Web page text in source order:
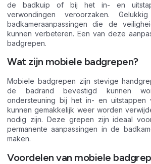
de badkuip of bij het in- en
verwondingen veroorzaken.
badkameraanpassingen die de
kunnen verbeteren. Een van deze
badgrepen.
Wat zijn mobiele badgrepen?
Mobiele badgrepen zijn stevige
de badrand bevestigd kunnen
ondersteuning bij het in- en
kunnen gemakkelijk weer worden
nodig zijn. Deze grepen zijn ideaal
permanente aanpassingen in de
maken.
Voordelen van mobiele